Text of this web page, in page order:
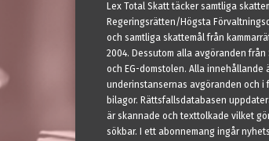
Lex Total Skatt täcker samtliga
Regeringsrätten/Högsta
och samtliga skattemål från
2004. Dessutom alla avgöranden
och EG-domstolen. Alla innehållande
underinstansernas avgöranden och i
bilagor. Rättsfallsdatabasen
är skannade och texttolkade vilket
sökbar. I ett abonnemang ingår